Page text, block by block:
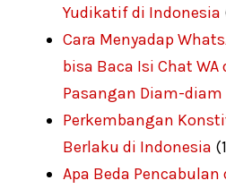
Yudikatif di Indonesia
Cara Menyadap
bisa Baca Isi Chat WA
Pasangan Diam-diam
Perkembangan
Berlaku di Indonesia
Apa Beda Pencabulan